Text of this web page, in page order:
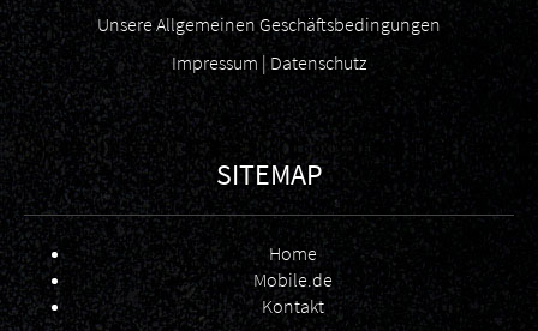
Unsere Allgemeinen Geschäftsbedingungen
Impressum |Datenschutz
SITEMAP
Home
Mobile.de
Kontakt